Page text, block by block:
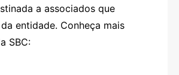
a associados que
entidade. Conheça mais
SBC: